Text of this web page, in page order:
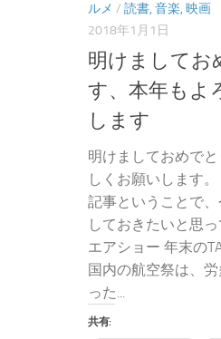
ルメ / 読書, 音楽, 映画
2018年1月1日
明けましてお
す、本年もよ
します
明けましておめで
しくお願いします
記事ということで
しておきたいと思
エアショー 年末の
国内の航空祭は、
った...
共有: